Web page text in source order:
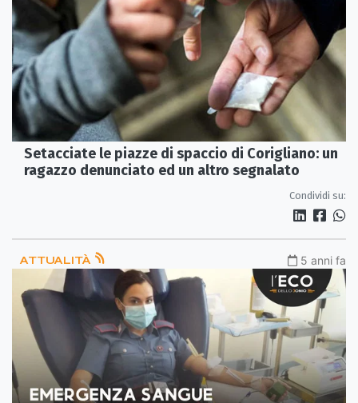
Setacciate le piazze di spaccio di Corigliano: un
ragazzo denunciato ed un altro segnalato
Condividi su:
ATTUALITÀ 5 anni fa